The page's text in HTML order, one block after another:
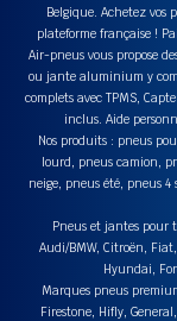
Belgique. Achetez vos
plateforme française !
Air-pneus vous propose
ou jante aluminium y
complets avec TPMS,
inclus. Aide
Nos produits : pneus
lourd, pneus camion,
neige, pneus été, pneus
Pneus et jantes pour
Audi/BMW, Citroën,
Hyundai,
Marques pneus
Firestone, Hifly,